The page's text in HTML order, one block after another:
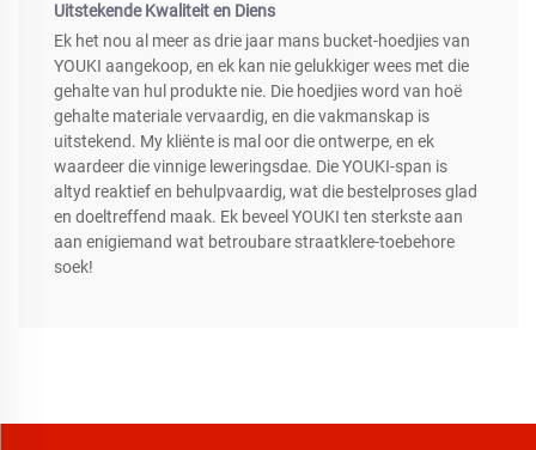
Uitstekende Kwaliteit en Diens
Ek het nou al meer as drie jaar mans bucket-hoedjies van
YOUKI aangekoop, en ek kan nie gelukkiger wees met die
gehalte van hul produkte nie. Die hoedjies word van hoë
gehalte materiale vervaardig, en die vakmanskap is
uitstekend. My kliënte is mal oor die ontwerpe, en ek
waardeer die vinnige leweringsdae. Die YOUKI-span is
altyd reaktief en behulpvaardig, wat die bestelproses glad
en doeltreffend maak. Ek beveel YOUKI ten sterkste aan
aan enigiemand wat betroubare straatklere-toebehore
soek!